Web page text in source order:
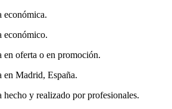
económica.
económico.
en oferta o en promoción.
en Madrid, España.
hecho y realizado por profesionales.